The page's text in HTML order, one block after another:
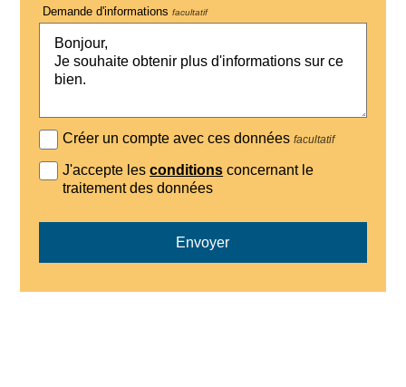
Demande d'informations facultatif
Créer un compte avec ces donnéesfacultatif
J'accepte lesconditions concernant le
traitement des données
Envoyer